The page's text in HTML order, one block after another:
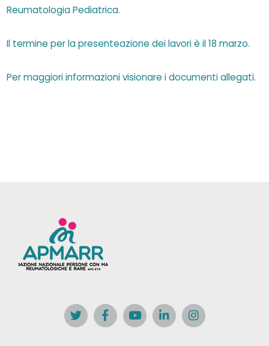
Reumatologia Pediatrica.
Il termine per la presenteazione dei lavori è il 18 marzo.
Per maggiori informazioni visionare i documenti allegati.